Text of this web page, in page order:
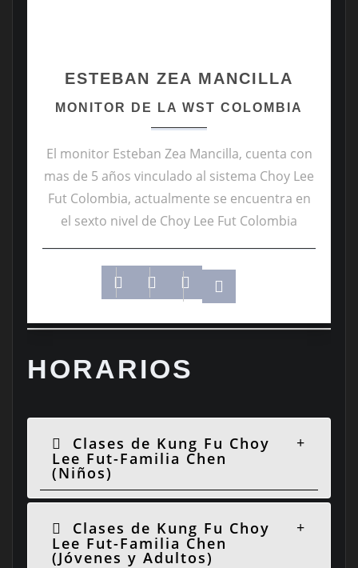
ESTEBAN ZEA MANCILLA
MONITOR DE LA WST COLOMBIA
El monitor Esteban Zea Mancilla, cuenta con
mas de 5 años vinculado al sistema Choy Lee
Fut Colombia, actualmente se encuentra en
el sexto nivel de Choy Lee Fut Colombia
HORARIOS
Clases de Kung Fu Choy
Lee Fut-Familia Chen
(Niños)
Clases de Kung Fu Choy
Lee Fut-Familia Chen
(Jóvenes y Adultos)